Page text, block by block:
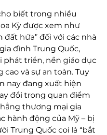
biết trong nhiều
Kỳ được xem như
đất hứa” đối với các nhà
đình Trung Quốc,
phát triển, nền giáo dục
cao và sự an toàn. Tuy
nay đang xuất hiện
đổi trong quan điểm
thương mại gia
hành động của Mỹ – bị
Trung Quốc coi là “bắt